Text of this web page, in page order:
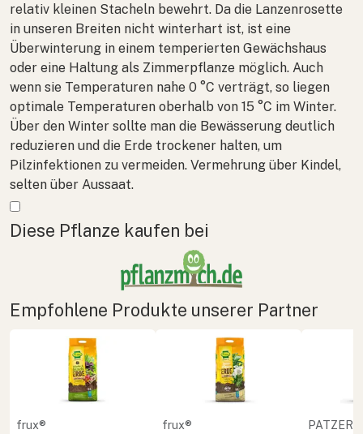
relativ kleinen Stacheln bewehrt. Da die Lanzenrosette
in unseren Breiten nicht winterhart ist, ist eine
Überwinterung in einem temperierten Gewächshaus
oder eine Haltung als Zimmerpflanze möglich. Auch
wenn sie Temperaturen nahe 0 °C verträgt, so liegen
optimale Temperaturen oberhalb von 15 °C im Winter.
Über den Winter sollte man die Bewässerung deutlich
reduzieren und die Erde trockener halten, um
Pilzinfektionen zu vermeiden. Vermehrung über Kindel,
selten über Aussaat.
Mehr anzeigen
Diese Pflanze kaufen bei
Empfohlene Produkte unserer Partner
frux®
frux®
PATZER